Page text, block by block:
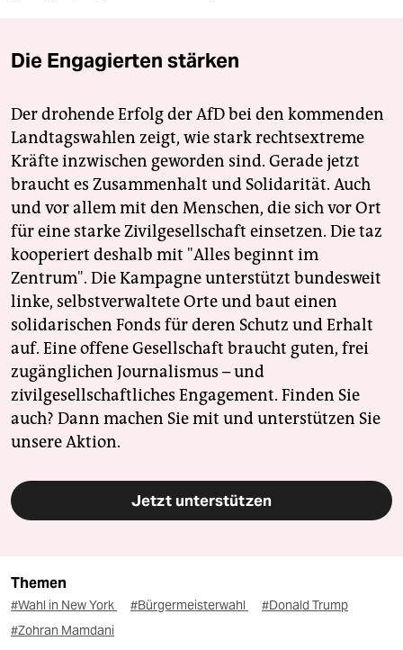
Die Engagierten stärken
Der drohende Erfolg der AfD bei den kommenden
Landtagswahlen zeigt, wie stark rechtsextreme
Kräfte inzwischen geworden sind. Gerade jetzt
braucht es Zusammenhalt und Solidarität. Auch
und vor allem mit den Menschen, die sich vor Ort
für eine starke Zivilgesellschaft einsetzen. Die taz
kooperiert deshalb mit "Alles beginnt im
Zentrum". Die Kampagne unterstützt bundesweit
linke, selbstverwaltete Orte und baut einen
solidarischen Fonds für deren Schutz und Erhalt
auf. Eine offene Gesellschaft braucht guten, frei
zugänglichen Journalismus – und
zivilgesellschaftliches Engagement. Finden Sie
auch? Dann machen Sie mit und unterstützen Sie
unsere Aktion.
Jetzt unterstützen
Themen
#Wahl in New York #Bürgermeisterwahl
#Donald Trump
#Zohran Mamdani